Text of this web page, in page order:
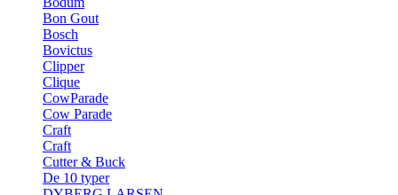
Bon Gout
Bosch
Bovictus
Clipper
Clique
CowParade
Cow Parade
Craft
Craft
Cutter & Buck
De 10 typer